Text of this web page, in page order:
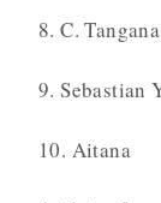
8. C. Tangana
9. Sebastian
10. Aitana